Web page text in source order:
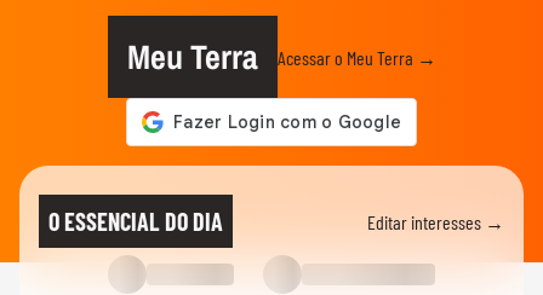
Meu Terra Acessar o Meu Terra →
O ESSENCIAL DO DIA Editar interesses →